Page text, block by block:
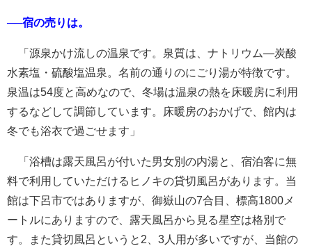
──宿の売りは。
「源泉かけ流しの温泉です。泉質は、ナトリウム—炭酸
水素塩・硫酸塩温泉。名前の通りのにごり湯が特徴です。
泉温は54度と高めなので、冬場は温泉の熱を床暖房に利用
するなどして調節しています。床暖房のおかげで、館内は
冬でも浴衣で過ごせます」
「浴槽は露天風呂が付いた男女別の内湯と、宿泊客に無
料で利用していただけるヒノキの貸切風呂があります。当
館は下呂市ではありますが、御嶽山の7合目、標高1800メ
ートルにありますので、露天風呂から見る星空は格別で
す。また貸切風呂というと2、3人用が多いですが、当館の